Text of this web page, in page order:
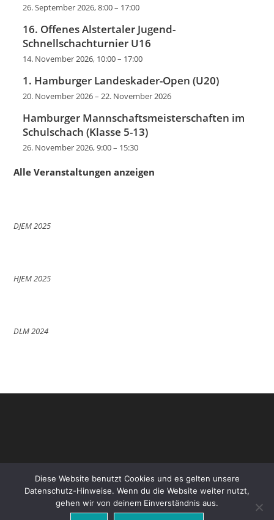
26. September 2026, 8:00– 17:00
16. Offenes Alstertaler Jugend-
Schnellschachturnier U16
14. November 2026, 10:00– 17:00
1. Hamburger Landeskader-Open (U20)
20. November 2026– 22. November 2026
Hamburger Mannschaftsmeisterschaften im
Schulschach (Klasse 5-13)
26. November 2026, 9:00– 15:30
Alle Veranstaltungen anzeigen
DJEM 2025
HJEM 2025
DLM 2024
Datenschutz Impressum
Diese Website benutzt Cookies und es gelten unsere
Datenschutz-Hinweise. Wenn du die Website weiter nutzt,
gehen wir von deinem Einverständnis aus.